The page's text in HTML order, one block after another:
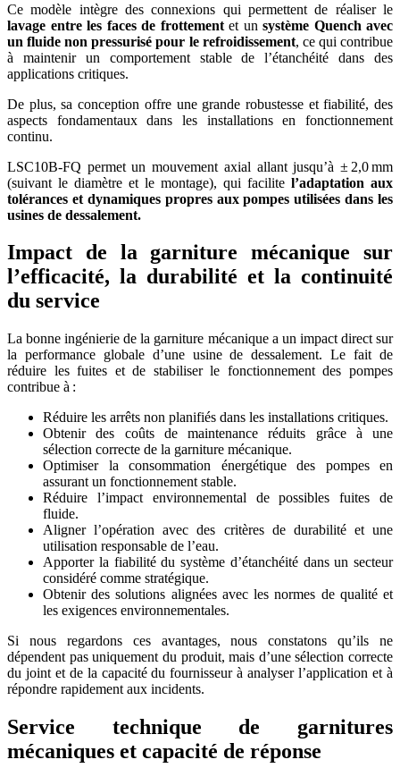
Ce modèle intègre des connexions qui permettent de réaliser le
lavage entre les faces de frottementet un système Quench avec
un fluide non pressurisé pour le refroidissement, ce qui contribue
à maintenir un comportement stable de l’étanchéité dans des
applications critiques.
De plus, sa conception offre une grande robustesse et fiabilité, des
aspects fondamentaux dans les installations en fonctionnement
continu.
LSC10B-FQ permet un mouvement axial allant jusqu’à ± 2,0 mm
(suivant le diamètre et le montage), qui facilite l’adaptation aux
tolérances et dynamiques propres aux pompes utilisées dans les
usines de dessalement.
Impact de la garniture mécanique sur
l’efficacité, la durabilité et la continuité
du service
La bonne ingénierie de la garniture mécanique a un impact direct sur
la performance globale d’une usine de dessalement. Le fait de
réduire les fuites et de stabiliser le fonctionnement des pompes
contribue à :
Réduire les arrêts non planifiés dans les installations critiques.
Obtenir des coûts de maintenance réduits grâce à une
sélection correcte de la garniture mécanique.
Optimiser la consommation énergétique des pompes en
assurant un fonctionnement stable.
Réduire l’impact environnemental de possibles fuites de
fluide.
Aligner l’opération avec des critères de durabilité et une
utilisation responsable de l’eau.
Apporter la fiabilité du système d’étanchéité dans un secteur
considéré comme stratégique.
Obtenir des solutions alignées avec les normes de qualité et
les exigences environnementales.
Si nous regardons ces avantages, nous constatons qu’ils ne
dépendent pas uniquement du produit, mais d’une sélection correcte
du joint et de la capacité du fournisseur à analyser l’application et à
répondre rapidement aux incidents.
Service technique de garnitures
mécaniques et capacité de réponse